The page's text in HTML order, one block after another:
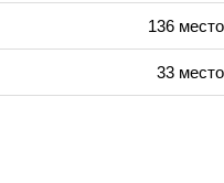
136
33